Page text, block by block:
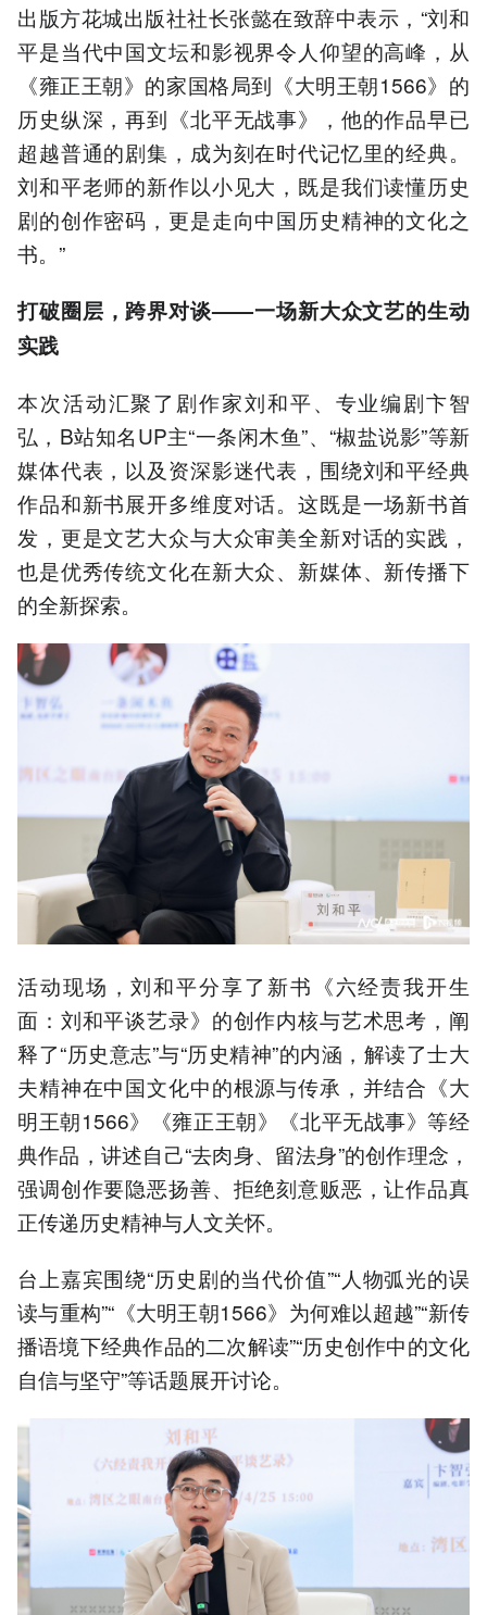
出版方花城出版社社长张懿在致辞中表示，“刘和
平是当代中国文坛和影视界令人仰望的高峰，从
《雍正王朝》的家国格局到《大明王朝1566》的
历史纵深，再到《北平无战事》，他的作品早已
超越普通的剧集，成为刻在时代记忆里的经典。
刘和平老师的新作以小见大，既是我们读懂历史
剧的创作密码，更是走向中国历史精神的文化之
书。”
打破圈层，跨界对谈——一场新大众文艺的生动
实践
本次活动汇聚了剧作家刘和平、专业编剧卞智
弘，B站知名UP主“一条闲木鱼”、“椒盐说影”等新
媒体代表，以及资深影迷代表，围绕刘和平经典
作品和新书展开多维度对话。这既是一场新书首
发，更是文艺大众与大众审美全新对话的实践，
也是优秀传统文化在新大众、新媒体、新传播下
的全新探索。
活动现场，刘和平分享了新书《六经责我开生
面：刘和平谈艺录》的创作内核与艺术思考，阐
释了“历史意志”与“历史精神”的内涵，解读了士大
夫精神在中国文化中的根源与传承，并结合《大
明王朝1566》《雍正王朝》《北平无战事》等经
典作品，讲述自己“去肉身、留法身”的创作理念，
强调创作要隐恶扬善、拒绝刻意贩恶，让作品真
正传递历史精神与人文关怀。
台上嘉宾围绕“历史剧的当代价值”“人物弧光的误
读与重构”“《大明王朝1566》为何难以超越”“新传
播语境下经典作品的二次解读”“历史创作中的文化
自信与坚守”等话题展开讨论。